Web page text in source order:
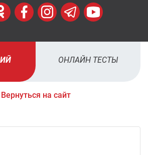
ВОЙТИ
Вернуться на сайт
ОНЛАЙН ТЕСТЫ